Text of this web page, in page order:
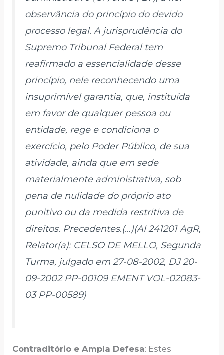
observância do princípio do devido
processo legal. A jurisprudência do
Supremo Tribunal Federal tem
reafirmado a essencialidade desse
princípio, nele reconhecendo uma
insuprimível garantia, que, instituída
em favor de qualquer pessoa ou
entidade, rege e condiciona o
exercício, pelo Poder Público, de sua
atividade, ainda que em sede
materialmente administrativa, sob
pena de nulidade do próprio ato
punitivo ou da medida restritiva de
direitos. Precedentes.(…)(AI 241201 AgR,
Relator(a): CELSO DE MELLO, Segunda
Turma, julgado em 27-08-2002, DJ 20-
09-2002 PP-00109 EMENT VOL-02083-
03 PP-00589)
Contraditório e Ampla Defesa: Estes